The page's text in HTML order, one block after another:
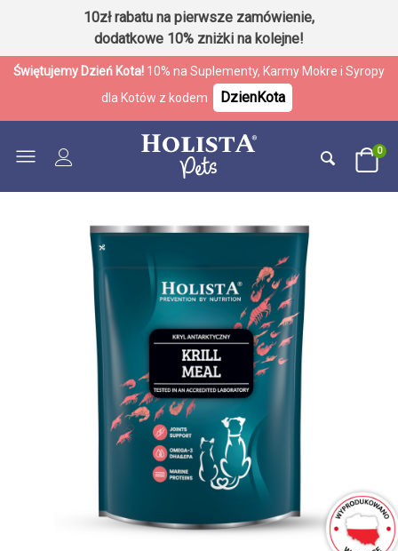
10zł rabatu na pierwsze zamówienie,
dodatkowe 10% zniżki na kolejne!
Świętujemy Dzień Kota! 10% na Suplementy, Karmy Mokre i Syropy
dla Kotów z kodem
DzienKota
0